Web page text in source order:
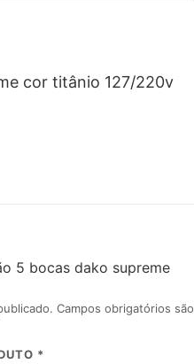
cor titânio 127/220v
5 bocas dako supreme
Campos obrigatórios são
*